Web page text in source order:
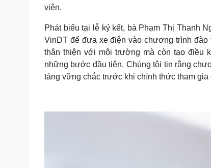
viên.
Phát biểu tại lễ ký kết, bà Phạm Thị Thanh
VinDT để đưa xe điện vào chương trình
thân thiện với môi trường mà còn tạo điều
những bước đầu tiên. Chúng tôi tin rằng
tảng vững chắc trước khi chính thức tham gia